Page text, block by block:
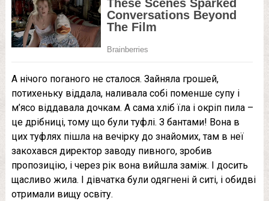
А нічого поганого не сталося. Зайняла грошей,
потихеньку віддала, наливала собі поменше супу і
м’ясо віддавала дочкам. А сама хліб їла і окріп пила –
це дрібниці, тому що були туфлі. З бантами! Вона в
цих туфлях пішла на вечірку до знайомих, там в неї
закохався директор заводу пивного, зробив
пропозицію, і через рік вона вийшла заміж. І досить
щасливо жила. І дівчатка були одягнені й ситі, і обидві
отримали вищу освіту.